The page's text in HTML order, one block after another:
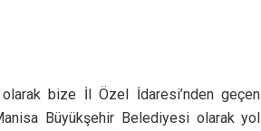
olarak bize İl Özel İdaresi’nden geçen
Büyükşehir Belediyesi olarak yol